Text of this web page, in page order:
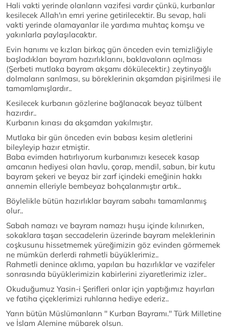
Hali vakti yerinde olanların vazifesi vardır çünkü, kurbanlar
kesilecek Allah'ın emri yerine getirilecektir. Bu sevap, hali
vakti yerinde olamayanlar ile yardıma muhtaç komşu ve
yakınlarla paylaşılacaktır.
Evin hanımı ve kızları birkaç gün önceden evin temizliğiyle
başladıkları bayram hazırlıklarını, baklavaların açılması
(Şerbeti mutlaka bayram akşamı dökülecektir.) zeytinyağlı
dolmaların sarılması, su böreklerinin akşamdan pişirilmesi ile
tamamlamışlardır..
Kesilecek kurbanın gözlerine bağlanacak beyaz tülbent
hazırdır..
Kurbanın kınası da akşamdan yakılmıştır.
Mutlaka bir gün önceden evin babası kesim aletlerini
bileyleyip hazır etmiştir.
Baba evimden hatırlıyorum kurbanımızı kesecek kasap
amcanın hediyesi olan havlu, çorap, mendil, sabun, bir kutu
bayram şekeri ve beyaz bir zarf içindeki emeğinin hakkı
annemin elleriyle bembeyaz bohçalanmıştır artık..
Böylelikle bütün hazırlıklar bayram sabahı tamamlanmış
olur..
Sabah namazı ve bayram namazı huşu içinde kılınırken,
sokaklara taşan seccadelerin üzerinde bayram meleklerinin
coşkusunu hissetmemek yüreğimizin göz evinden görmemek
ne mümkün derlerdi rahmetli büyüklerimiz..
Rahmetli denince aklıma, yapılan bu hazırlıklar ve vazifeler
sonrasında büyüklerimizin kabirlerini ziyaretlerimiz izler..
Okuduğumuz Yasin-i Şerifleri onlar için yaptığımız hayırları
ve fatiha çiçeklerimizi ruhlarına hediye ederiz..
Yarın bütün Müslümanların '' Kurban Bayramı.'' Türk Milletine
ve İslam Alemine mübarek olsun.